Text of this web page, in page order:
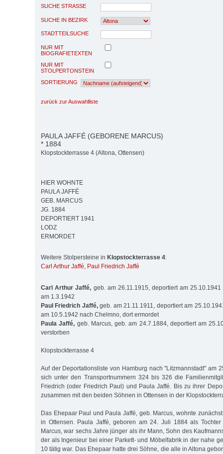
SUCHE STRASSE
SUCHE IN BEZIRK
STADTTEILSUCHE
NUR MIT
BIOGRAFIETEXTEN
NUR MIT
STOLPERTONSTEIN
SORTIERUNG
zurück zur Auswahlliste
PAULA JAFFÉ (GEBORENE MARCUS)
* 1884
Klopstockterrasse 4 (Altona, Ottensen)
HIER WOHNTE
PAULA JAFFÉ
GEB. MARCUS
JG. 1884
DEPORTIERT 1941
LODZ
ERMORDET
Weitere Stolpersteine in Klopstockterrasse 4:
Carl Arthur Jaffé, Paul Friedrich Jaffé
Carl Arthur Jaffé, geb. am 26.11.1915, deportiert am
am 1.3.1942
Paul Friedrich Jaffé,geb. am 21.11.1911, deportiert am
am 10.5.1942 nach Chelmno, dort ermordet
Paula Jaffé, geb. Marcus, geb. am 24.7.1884, deportiert am
verstorben
Klopstockterrasse 4
Auf der Deportationsliste von Hamburg nach "Litzmannstadt" am
sich unter den Transportnummern 324 bis 326 die
Friedrich (oder Friedrich Paul) und Paula Jaffé. Bis zu ihrer
zusammen mit den beiden Söhnen in Ottensen in der
Das Ehepaar Paul und Paula Jaffé, geb. Marcus, wohnte
in Ottensen. Paula Jaffé, geboren am 24. Juli 1884 als
Marcus, war sechs Jahre jünger als ihr Mann, Sohn des
der als Ingenieur bei einer Parkett- und Möbelfabrik in der nahe
10 tätig war. Das Ehepaar hatte drei Söhne, die alle in Altona